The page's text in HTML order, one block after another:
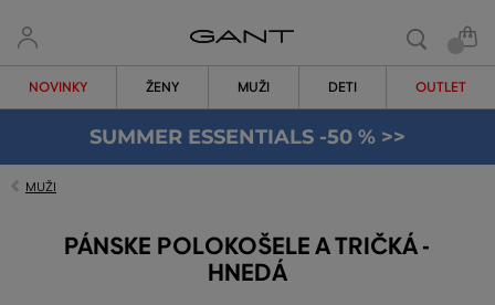
NOVINKY ŽENY MUŽI DETI OUTLET
SUMMER ESSENTIALS -50 % >>
MUŽI
PÁNSKE POLOKOŠELE A TRIČKÁ -
HNEDÁ